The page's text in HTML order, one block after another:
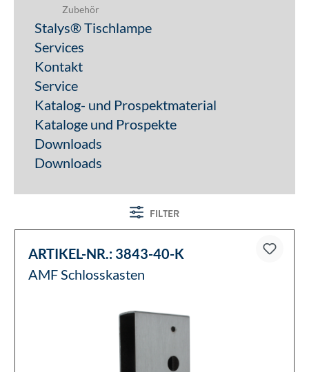
Zubehör
Stalys® Tischlampe
Services
Kontakt
Service
Katalog- und Prospektmaterial
Kataloge und Prospekte
Downloads
Downloads
FILTER
ARTIKEL-NR.: 3843-40-K
AMF Schlosskasten